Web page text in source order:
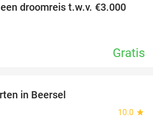
droomreis t.w.v. €3.000
Gratis
in Beersel
10.0 star